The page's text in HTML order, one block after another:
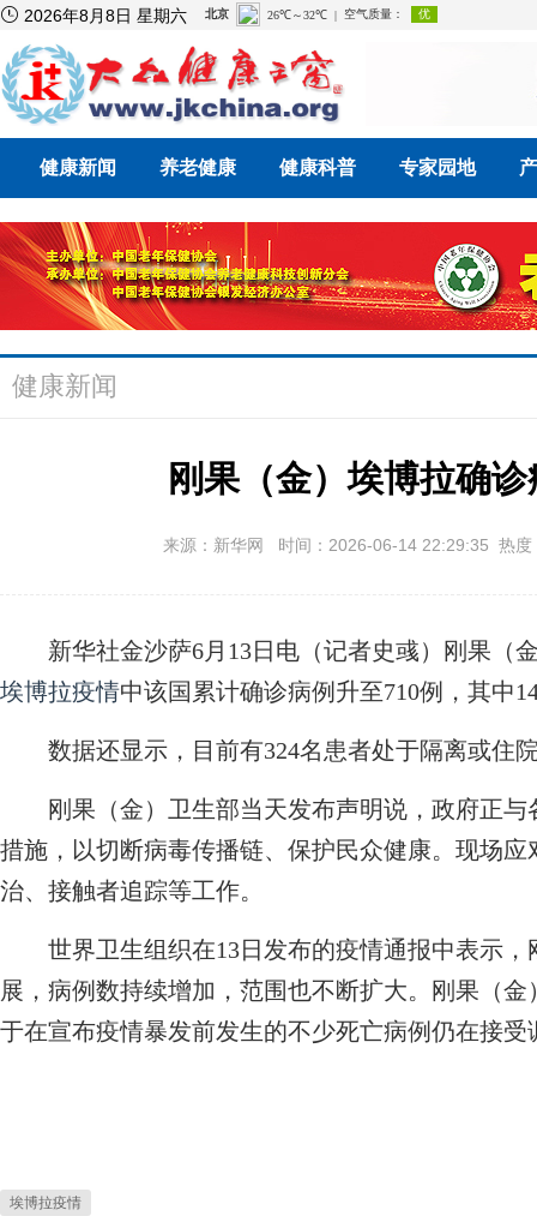
 2026年8月8日 星期六
健康新闻 养老健康 健康科普 专家园地
健康新闻
刚果（金）埃博拉确
来源：新华网 时间：2026-06-14 22:29:35 热
新华社金沙萨6月13日电（记者史彧）刚果（
埃博拉疫情中该国累计确诊病例升至710例，其中
数据还显示，目前有324名患者处于隔离或住
刚果（金）卫生部当天发布声明说，政府正与
措施，以切断病毒传播链、保护民众健康。现场
治、接触者追踪等工作。
世界卫生组织在13日发布的疫情通报中表示，
展，病例数持续增加，范围也不断扩大。刚果（
于在宣布疫情暴发前发生的不少死亡病例仍在接
埃博拉疫情